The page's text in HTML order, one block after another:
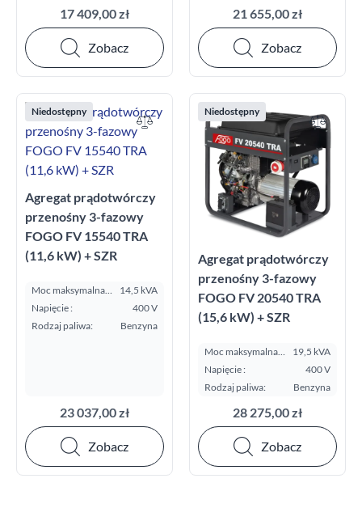
17 409,00 zł
Zobacz
21 655,00 zł
Zobacz
Niedostępny
Agregat prądotwórczy
przenośny 3-fazowy
FOGO FV 15540 TRA
(11,6 kW) + SZR
Moc maksymalna
14,5 kVA
Napięcie :
400 V
Rodzaj paliwa:
Benzyna
23 037,00 zł
Zobacz
Niedostępny
Agregat prądotwórczy
przenośny 3-fazowy
FOGO FV 20540 TRA
(15,6 kW) + SZR
Moc maksymalna
19,5 kVA
Napięcie :
400 V
Rodzaj paliwa:
Benzyna
28 275,00 zł
Zobacz